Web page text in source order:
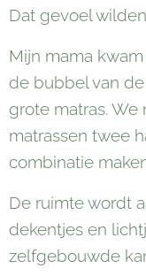
Dat gevoel
Mijn mama
de bubbel van
grote matras.
matrassen twee
combinatie
De ruimte wordt
dekentjes en
zelfgebouwde